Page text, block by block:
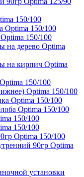
150/100
Optima 150/100
150/100
на дерево Optima
на кирпич Optima
150/100
Optima 150/100
Optima 150/100
Optima 150/100
150/100
150/100
Optima 150/100
90гр Optima
установки